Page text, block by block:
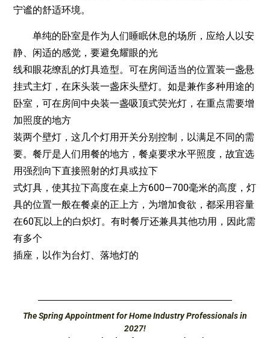
宁谧的舒适环境。
单纯的卧室是作为人们睡眠休息的场所，应给人以安
静、闲适的感觉，要避免耀眼的光
线和眼花缭乱的灯具造型。可在房间适当的位置装一盏悬
挂式主灯，在床头装一盏床头壁灯。如是兼作多种用途的
卧室，可在房间中央装一盏吸顶式荧光灯，在重点需要增
加照度的地方
装两个壁灯，这几个灯用开关分别控制，以满足不同的需
要。餐厅是人们用餐的地方，餐桌要求水平照度，故宜选
用强烈向下直接照射的灯具或拉下
式灯具，使其拉下高度在桌上方600—700毫米的高度，灯
具的位置一般在餐桌的正上方，为增加食欲，都采用容量
在60瓦以上的白炽灯。有时餐厅还兼具其他功用，因此需
有多个
插座，以作为台灯、落地灯的
The Spring Appointment for Home Industry Professionals in
2027!